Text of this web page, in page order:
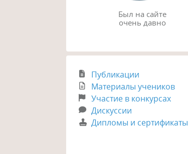
Был на сайте
очень давно
Публикации
Материалы учеников
Участие в конкурсах
Дискуссии
Дипломы и сертификаты